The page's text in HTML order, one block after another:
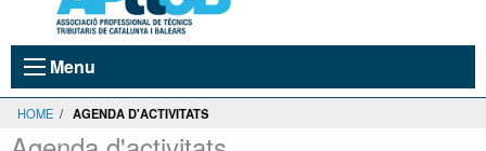
Menu
HOME / AGENDA D'ACTIVITATS